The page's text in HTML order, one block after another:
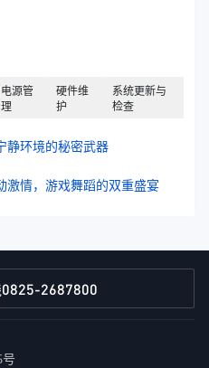
电源管
理
硬件维
护
系统更新与
检查
静环境的秘密武器
激情，游戏舞蹈的双重盛宴
0825-2687800